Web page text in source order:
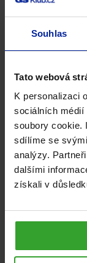
Souhlas
Tato webová
K personalizaci
sociálních
soubory cookie.
sdílíme se
analýzy.
dalšími
získali v
se může dusit
nebude tak
mnoho mléka, to
uvolněně. Mléko
odsávačku.
Možná nevíte,
Dárkyně mléka
krevním
může i příjemná
A naopak pro